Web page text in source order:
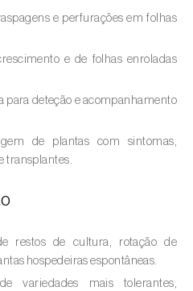
e E. kuroshio)
de-açúcar
nonagrioides
pessegueiro (
do-arroz (Chilo
e perfurações em folhas
e de folhas enroladas
para deteção e acompanhamento
de plantas com sintomas,
transplantes.
restos de cultura, rotação de
hospedeiras espontâneas.
variedades mais tolerantes,